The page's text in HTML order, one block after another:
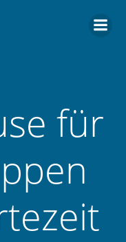
für